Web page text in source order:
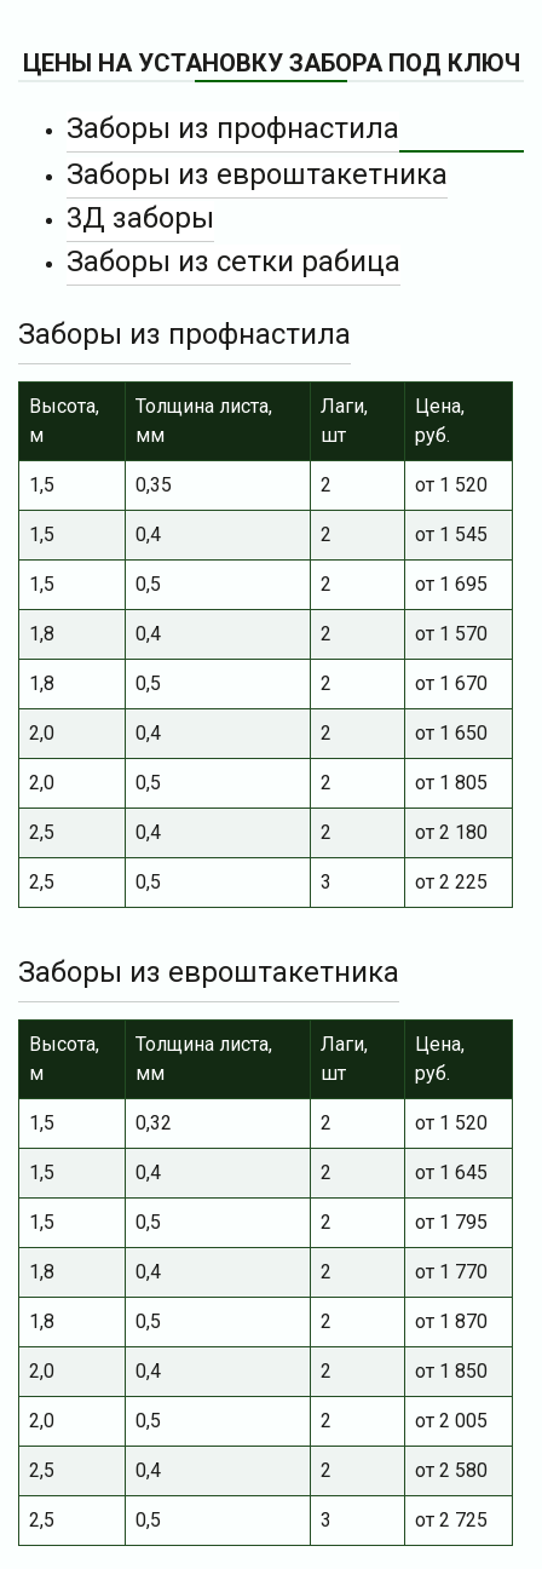
ЦЕНЫ НА УСТАНОВКУ ЗАБОРА ПОД КЛЮЧ
Заборы из профнастила
Заборы из евроштакетника
3Д заборы
Заборы из сетки рабица
Заборы из профнастила
Высота,
м
Толщина листа,
мм
Лаги,
шт
Цена,
руб.
1,5 0,35 2 от 1 520
1,5 0,4 2 от 1 545
1,5 0,5 2 от 1 695
1,8 0,4 2 от 1 570
1,8 0,5 2 от 1 670
2,0 0,4 2 от 1 650
2,0 0,5 2 от 1 805
2,5 0,4 2 от 2 180
2,5 0,5 3 от 2 225
Заборы из евроштакетника
Высота,
м
Толщина листа,
мм
Лаги,
шт
Цена,
руб.
1,5 0,32 2 от 1 520
1,5 0,4 2 от 1 645
1,5 0,5 2 от 1 795
1,8 0,4 2 от 1 770
1,8 0,5 2 от 1 870
2,0 0,4 2 от 1 850
2,0 0,5 2 от 2 005
2,5 0,4 2 от 2 580
2,5 0,5 3 от 2 725